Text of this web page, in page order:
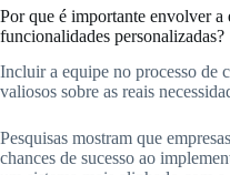
Por que é importante envolver
funcionalidades personalizadas?
Incluir a equipe no processo de
valiosos sobre as reais
Pesquisas mostram que
chances de sucesso ao